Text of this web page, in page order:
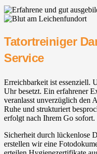
Tatortreiniger
Service
Erreichbarkeit ist essenziell.
Uhr besetzt. Ein erfahrener
veranlasst unverzüglich den
Ruhe und strukturiert
erfolgt nach Ihrem Go sofort.
Sicherheit durch lückenlose
erstellen wir eine